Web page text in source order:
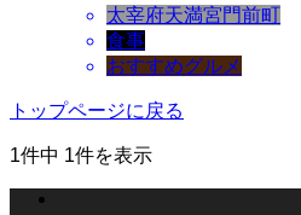
太宰府天満宮門前町
食事
おすすめグルメ
トップページに戻る
1件中 1件を表示